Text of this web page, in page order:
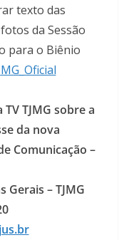
texto das
da Sessão
para o Biênio
TJMG sobre a
da nova
Comunicação –
Gerais – TJMG